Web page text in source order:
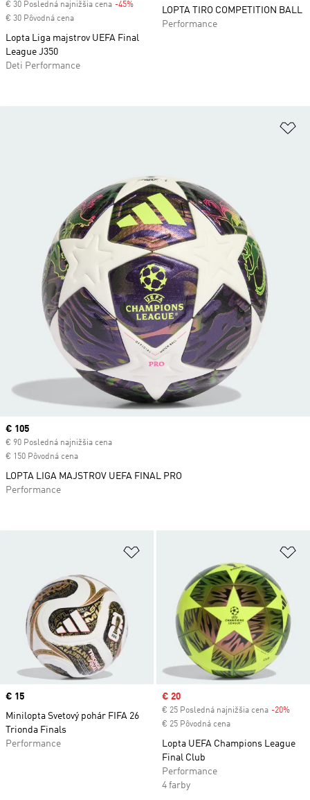
€ 30 Posledná najnižšia cena -45% Discount
€ 30 Pôvodná cena
Lopta Liga majstrov UEFA Final
League J350
Deti Performance
LOPTA TIRO COMPETITION BALL
Performance
Pridať do zoznamu želaných
Price
€ 15
Minilopta Svetový pohár FIFA 26
Trionda Finals
Performance
Sale price
€ 20
€ 25 Posledná najnižšia cena -20%
€ 25 Pôvodná cena
Lopta UEFA Champions League
Final Club
Performance
4 farby
Current price
€ 105
€ 90 Posledná najnižšia cena
€ 150 Pôvodná cena
LOPTA LIGA MAJSTROV UEFA FINAL PRO
Performance